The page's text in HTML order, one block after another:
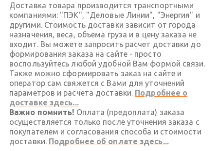
Доставка товара производится транспортными
компаниями: "ПЭК", "Деловые Линии", "Энергия" и
другими. Стоимость доставки зависит от города
назначения, веса, объема груза и в цену заказа не
входит. Вы можете запросить расчет доставки до
формирования заказа на сайте - просто
воспользуйтесь любой удобной Вам формой связи.
Также можно сформировать заказ на сайте и
оператор сам свяжется с Вами для уточнений
параметров и расчета доставки. Подробнее о
доставке здесь...
Важно помнить! Оплата (предоплата) заказа
осуществляется только после уточнения заказа с
покупателем и согласования способа и стоимости
доставки. Подробнее об оплате здесь...